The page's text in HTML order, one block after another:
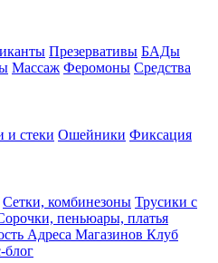
Презервативы БАДы
Массаж Феромоны Средства
и стеки Ошейники Фиксация
Сетки, комбинезоны Трусики с
пеньюары, платья
Адреса Магазинов Клуб
блог